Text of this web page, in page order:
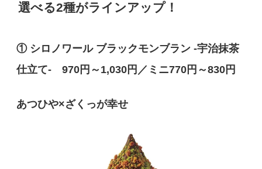
選べる2種がラインアップ！
① シロノワール ブラックモンブラン -宇治抹茶
仕立て- 970円～1,030円／ミニ770円～830円
あつひや×ざくっが幸せ